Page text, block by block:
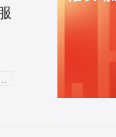
化转型, 大数据AI, 产品力提升, 时尚行业, 服装搜索系统, 设计组织效率, SaaS产品, 信息化搜索引擎